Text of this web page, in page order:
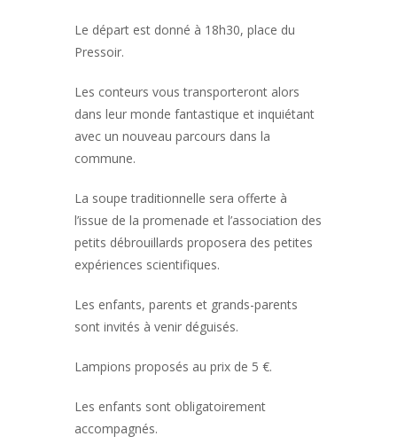
Le départ est donné à 18h30, place du
Pressoir.
Les conteurs vous transporteront alors
dans leur monde fantastique et inquiétant
avec un nouveau parcours dans la
commune.
La soupe traditionnelle sera offerte à
l’issue de la promenade et l’association des
petits débrouillards proposera des petites
expériences scientifiques.
Les enfants, parents et grands-parents
sont invités à venir déguisés.
Lampions proposés au prix de 5 €.
Les enfants sont obligatoirement
accompagnés.